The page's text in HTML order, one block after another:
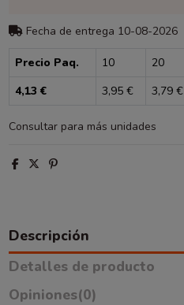
Fecha de entrega 10-08-2026
Precio Paq. 10 20
4,13 €
3,95 € 3,79 €
Consultar para más unidades
Descripción
Detalles de producto
Opiniones(0)